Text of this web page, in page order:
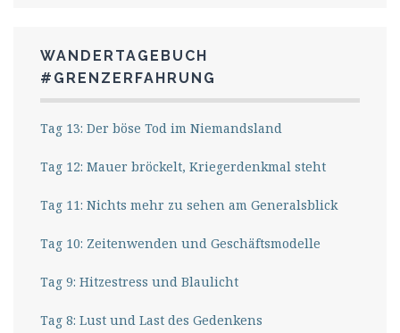
WANDERTAGEBUCH
#GRENZERFAHRUNG
Tag 13: Der böse Tod im Niemandsland
Tag 12: Mauer bröckelt, Kriegerdenkmal steht
Tag 11: Nichts mehr zu sehen am Generalsblick
Tag 10: Zeitenwenden und Geschäftsmodelle
Tag 9: Hitzestress und Blaulicht
Tag 8: Lust und Last des Gedenkens